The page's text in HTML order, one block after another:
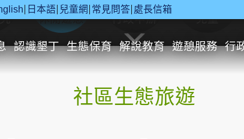
日本語 兒童網 常見問答 處長信箱
認識墾丁 生態保育 解說教育 遊憩服務 行
休閒遊憩 行政申辦 兒童
社區生態旅遊